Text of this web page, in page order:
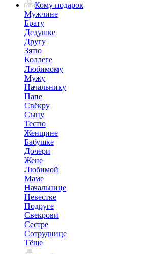
Кому подарок
Мужчине
Брату
Дедушке
Другу
Зятю
Коллеге
Любимому
Мужу
Начальнику
Папе
Свёкру
Сыну
Тестю
Женщине
Бабушке
Дочери
Жене
Любимой
Маме
Начальнице
Невестке
Подруге
Свекрови
Сестре
Сотруднице
Тёще